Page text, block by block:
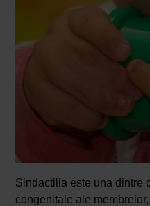
Sindactilia este una dintre
congenitale ale